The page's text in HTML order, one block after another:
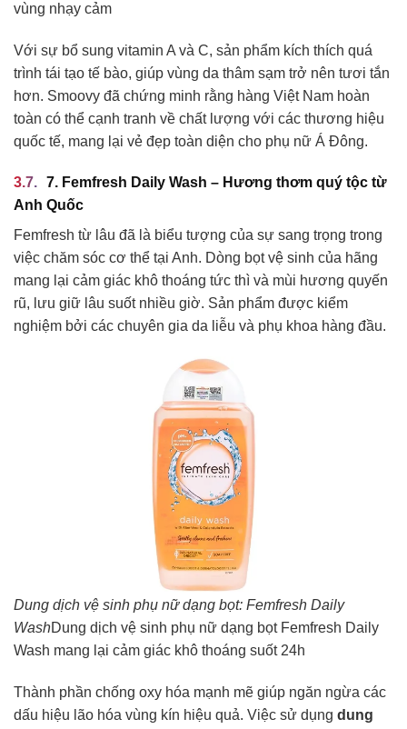
vùng nhạy cảm
Với sự bổ sung vitamin A và C, sản phẩm kích thích quá
trình tái tạo tế bào, giúp vùng da thâm sạm trở nên tươi tắn
hơn. Smoovy đã chứng minh rằng hàng Việt Nam hoàn
toàn có thể cạnh tranh về chất lượng với các thương hiệu
quốc tế, mang lại vẻ đẹp toàn diện cho phụ nữ Á Đông.
7. Femfresh Daily Wash – Hương thơm quý tộc từ
Anh Quốc
Femfresh từ lâu đã là biểu tượng của sự sang trọng trong
việc chăm sóc cơ thể tại Anh. Dòng bọt vệ sinh của hãng
mang lại cảm giác khô thoáng tức thì và mùi hương quyến
rũ, lưu giữ lâu suốt nhiều giờ. Sản phẩm được kiểm
nghiệm bởi các chuyên gia da liễu và phụ khoa hàng đầu.
Dung dịch vệ sinh phụ nữ dạng bọt: Femfresh Daily
WashDung dịch vệ sinh phụ nữ dạng bọt Femfresh Daily
Wash mang lại cảm giác khô thoáng suốt 24h
Thành phần chống oxy hóa mạnh mẽ giúp ngăn ngừa các
dấu hiệu lão hóa vùng kín hiệu quả. Việc sử dụng dung